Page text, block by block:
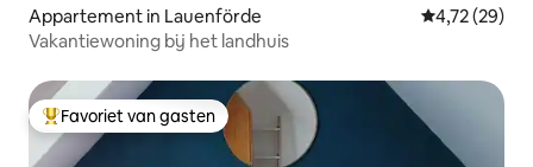
Appartement in Lauenförde Gemiddelde
4,72 (29)
Vakantiewoning bij het landhuis
Topfavoriet van gasten
Favoriet van gasten